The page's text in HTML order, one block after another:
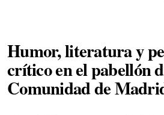
Humor, literatura y
crítico en el pabellón
Comunidad de